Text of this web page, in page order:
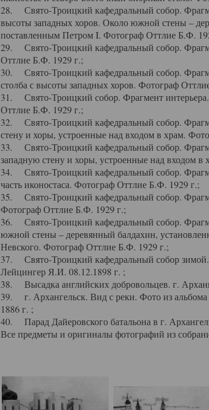
28. Свято-Троицкий кафедральный собор.
высоты западных хоров. Около южной стены –
поставленным Петром I. Фотограф Оттлие Б.Ф.
29. Свято-Троицкий кафедральный собор.
Оттлие Б.Ф. 1929 г.;
30. Свято-Троицкий кафедральный собор.
столба с высоты западных хоров. Фотограф
31. Свято-Троицкий собор. Фрагмент интерьера.
Оттлие Б.Ф. 1929 г.;
32. Свято-Троицкий кафедральный собор.
стену и хоры, устроенные над входом в храм.
33. Свято-Троицкий кафедральный собор.
западную стену и хоры, устроенные над входом
34. Свято-Троицкий кафедральный собор.
часть иконостаса. Фотограф Оттлие Б.Ф. 1929 г.;
35. Свято-Троицкий кафедральный собор.
Фотограф Оттлие Б.Ф. 1929 г.;
36. Свято-Троицкий кафедральный собор.
южной стены – деревянный балдахин,
Невского. Фотограф Оттлие Б.Ф. 1929 г.;
37. Свято-Троицкий кафедральный собор
Лейцингер Я.И. 08.12.1898 г. ;
38. Высадка английских добровольцев. г.
39. г. Архангельск. Вид с реки. Фото из
1886 г. ;
40. Парад Дайеровского батальона в г.
Все предметы и оригиналы фотографий из